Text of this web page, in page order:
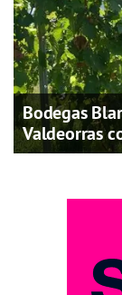
Bodegas
Valdeorras